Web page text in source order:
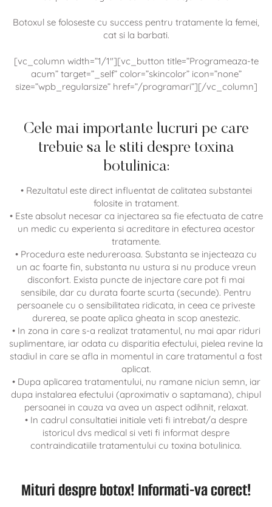
Botoxul se foloseste cu success pentru tratamente la femei,
cat si la barbati.
[vc_column width=”1/1″][vc_button title=”Programeaza-te
acum” target=”_self” color=”skincolor” icon=”none”
size=”wpb_regularsize” href=”/programari”][/vc_column]
Cele mai importante lucruri pe care
trebuie sa le stiti despre toxina
botulinica:
• Rezultatul este direct influentat de calitatea substantei
folosite in tratament.
• Este absolut necesar ca injectarea sa fie efectuata de catre
un medic cu experienta si acreditare in efecturea acestor
tratamente.
• Procedura este nedureroasa. Substanta se injecteaza cu
un ac foarte fin, substanta nu ustura si nu produce vreun
disconfort. Exista puncte de injectare care pot fi mai
sensibile, dar cu durata foarte scurta (secunde). Pentru
persoanele cu o sensibilitatea ridicata, in ceea ce priveste
durerea, se poate aplica gheata in scop anestezic.
• In zona in care s-a realizat tratamentul, nu mai apar riduri
suplimentare, iar odata cu disparitia efectului, pielea revine la
stadiul in care se afla in momentul in care tratamentul a fost
aplicat.
• Dupa aplicarea tratamentului, nu ramane niciun semn, iar
dupa instalarea efectului (aproximativ o saptamana), chipul
persoanei in cauza va avea un aspect odihnit, relaxat.
• In cadrul consultatiei initiale veti fi intrebat/a despre
istoricul dvs medical si veti fi informat despre
contraindicatiile tratamentului cu toxina botulinica.
Mituri despre botox! Informati-va corect!